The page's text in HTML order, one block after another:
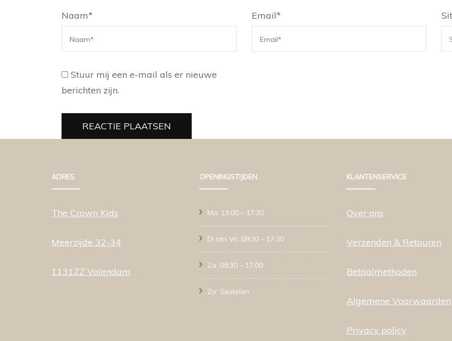
Naam* Email*
Stuur mij een e-mail als er nieuwe
berichten zijn.
ADRES
The Crown Kids
Meerzijde 32-34
1131ZZ Volendam
OPENINGSTIJDEN
Ma: 13:00 – 17:30
Di t/m Vri: 09:30 – 17:30
Za: 09:30 – 17:00
Zo: Gesloten
KLANTENSERVICE
Over ons
Verzenden & Retouren
Betaalmethoden
Algemene Voorwaarden
Privacy policy